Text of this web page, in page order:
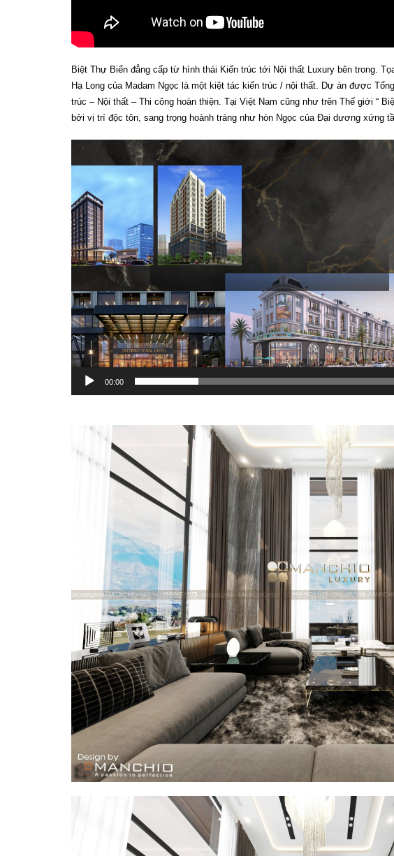
Biệt Thự Biển đẳng cấp từ hình thái Kiến trúc tới Nội thất Luxury bên trong.
Hạ Long của Madam Ngọc là một kiệt tác kiến trúc / nội thất. Dự án được
trúc – Nội thất – Thi công hoàn thiện. Tại Việt Nam cũng như trên Thế giới “
bởi vị trí độc tôn, sang trọng hoành tráng như hòn Ngọc của Đại dương xứng
chơi
00:00